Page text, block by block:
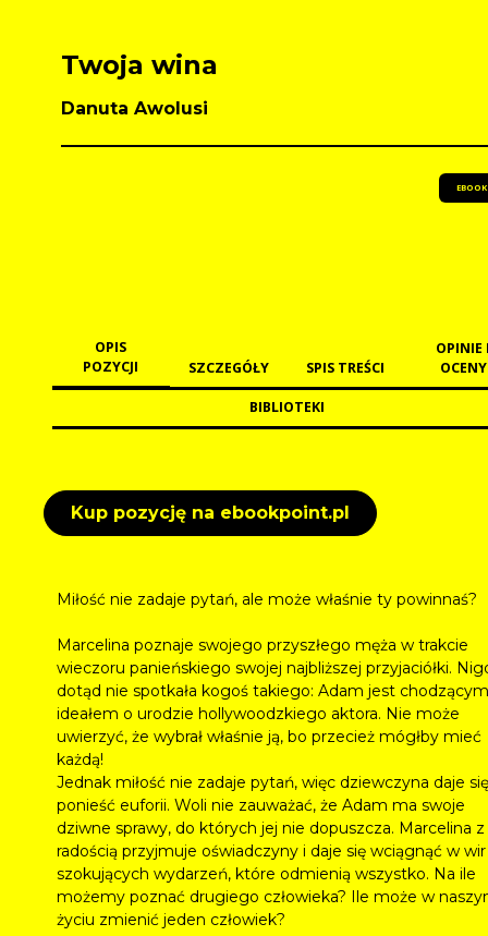
Twoja wina
Danuta Awolusi
EBOOK
OPIS
POZYCJI
SZCZEGÓŁY SPIS TREŚCI
OPINIE
OCENY
BIBLIOTEKI
Kup pozycję na ebookpoint.pl
Miłość nie zadaje pytań, ale może właśnie ty powinnaś?
Marcelina poznaje swojego przyszłego męża w trakcie
wieczoru panieńskiego swojej najbliższej przyjaciółki.
dotąd nie spotkała kogoś takiego: Adam jest chodzącym
ideałem o urodzie hollywoodzkiego aktora. Nie może
uwierzyć, że wybrał właśnie ją, bo przecież mógłby mieć
każdą!
Jednak miłość nie zadaje pytań, więc dziewczyna daje się
ponieść euforii. Woli nie zauważać, że Adam ma swoje
dziwne sprawy, do których jej nie dopuszcza. Marcelina z
radością przyjmuje oświadczyny i daje się wciągnąć w wir
szokujących wydarzeń, które odmienią wszystko. Na ile
możemy poznać drugiego człowieka? Ile może w
życiu zmienić jeden człowiek?